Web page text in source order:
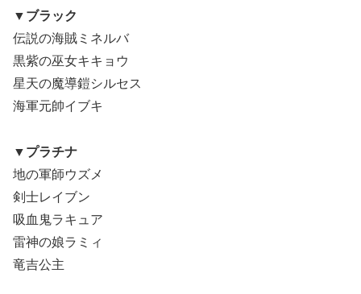
▼ブラック
伝説の海賊ミネルバ
黒紫の巫女キキョウ
星天の魔導鎧シルセス
海軍元帥イブキ
▼プラチナ
地の軍師ウズメ
剣士レイブン
吸血鬼ラキュア
雷神の娘ラミィ
竜吉公主